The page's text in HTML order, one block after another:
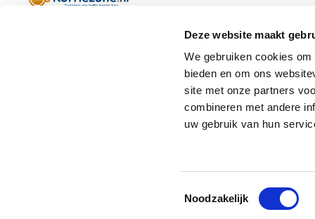
Deze website maakt
We gebruiken cookies
bieden en om ons
site met onze partners
combineren met andere
uw gebruik van hun
Toestemmingsselectie
Noodzakelijk
Op werkdagen telefonisch bereikbaar